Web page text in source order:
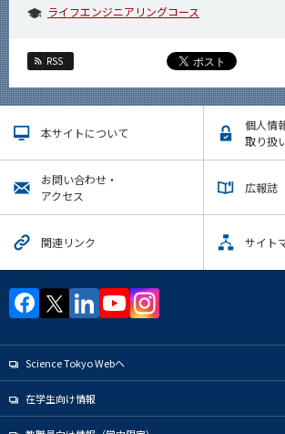
ライフエンジニアリングコース
RSS
本サイトについて
個人情
取り扱
お問い合わせ・
アクセス
広報誌
関連リンク サイト
Science Tokyo Webヘ
在学生向け情報